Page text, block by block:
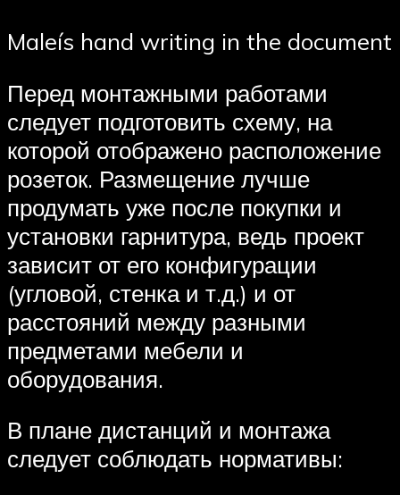
Maleís hand writing in the document
Перед монтажными работами
следует подготовить схему, на
которой отображено расположение
розеток. Размещение лучше
продумать уже после покупки и
установки гарнитура, ведь проект
зависит от его конфигурации
(угловой, стенка и т.д.) и от
расстояний между разными
предметами мебели и
оборудования.
В плане дистанций и монтажа
следует соблюдать нормативы: